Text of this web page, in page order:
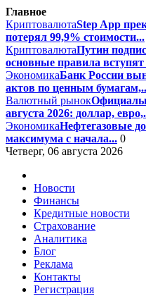
Главное
КриптовалютаStep App
потерял 99,9% стоимости...
КриптовалютаПутин
основные правила вступят
ЭкономикаБанк России
актов по ценным
Валютный рынок
августа 2026: доллар,
ЭкономикаНефтегазовые
максимума с начала... 0
Четверг, 06 августа 2026
Новости
Финансы
Кредитные новости
Страхование
Аналитика
Блог
Реклама
Контакты
Регистрация